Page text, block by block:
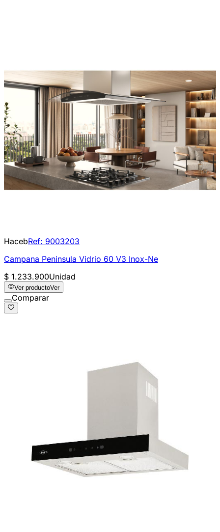
HacebRef: 9003203
Campana Peninsula Vidrio 60 V3 Inox-Ne
$ 1.233.900Unidad
Ver productoVer
Comparar